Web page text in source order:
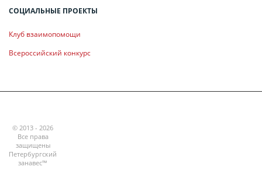
СОЦИАЛЬНЫЕ ПРОЕКТЫ
Клуб взаимопомощи
Всероссийский конкурс
© 2013 - 2026
Все права
защищены
Петербургский
занавес™